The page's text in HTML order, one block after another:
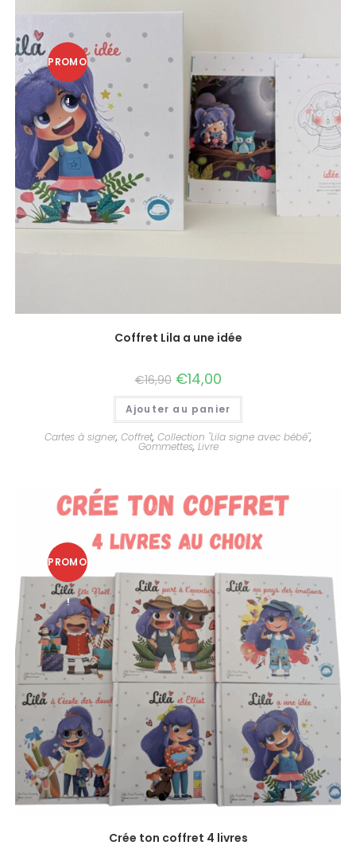
PROMO
!
Coffret Lila a une idée
€16,90 €14,00
Ajouter au panier
Cartes à signer, Coffret, Collection "Lila signe avec bébé",
Gommettes, Livre
PROMO
!
Crée ton coffret 4 livres